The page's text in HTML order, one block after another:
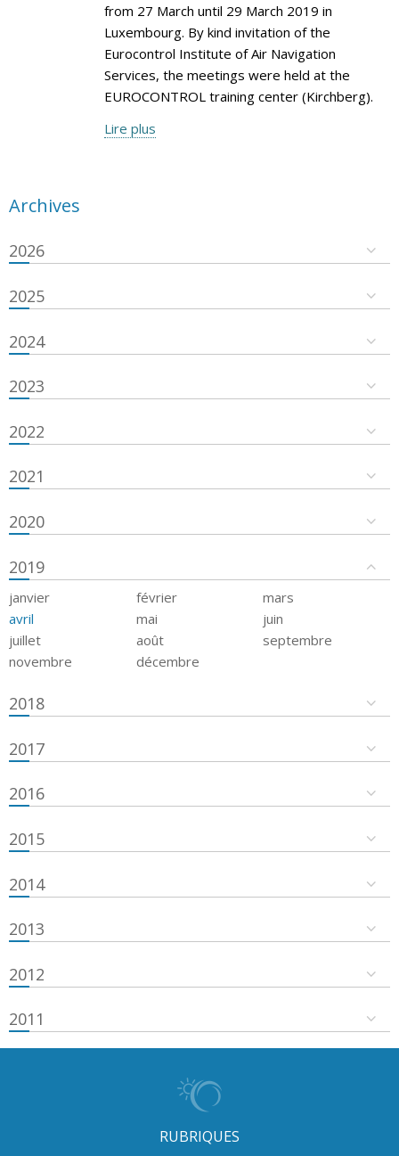
from 27 March until 29 March 2019 in
Luxembourg. By kind invitation of the
Eurocontrol Institute of Air Navigation
Services, the meetings were held at the
EUROCONTROL training center (Kirchberg).
Lire plus
Archives
2026
2025
2024
2023
2022
2021
2020
2019
janvier février
mars
avril
mai
juin
juillet
août
septembre
novembre
décembre
2018
2017
2016
2015
2014
2013
2012
2011
RUBRIQUES